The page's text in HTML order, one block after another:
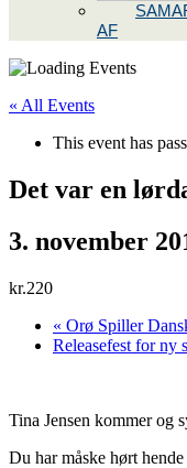
AF
« All Events
This event has
Det var en
3. november
kr.220
« Orø Spiller
Releasefest for ny
Tina Jensen kommer og
Du har måske hørt